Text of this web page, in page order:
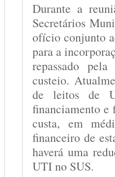
Durante a
Secretários
ofício conjunto
para a
repassado
custeio.
de leitos de
financiamento e
custa, em
financeiro de
haverá uma
UTI no SUS.